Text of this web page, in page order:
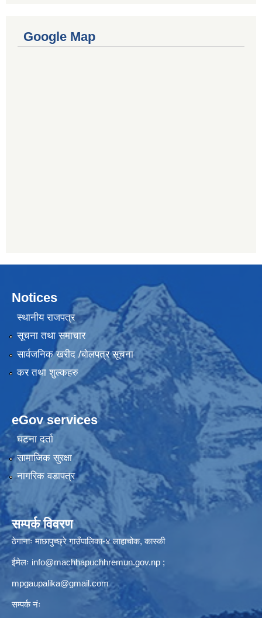
Google Map
Notices
स्थानीय राजपत्र
सूचना तथा समाचार
सार्वजनिक खरीद /बोलपत्र सूचना
कर तथा शुल्कहरु
eGov services
घटना दर्ता
सामाजिक सुरक्षा
नागरिक वडापत्र
सम्पर्क विवरण
ठेगानाः माछापुच्छ्रे गाउँपालिका-४ लाहाचोक, कास्की
ईमेलः info@machhapuchhremun.gov.np ;
mpgaupalika@gmail.com
सम्पर्क नंः